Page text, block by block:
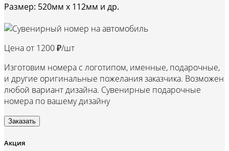
Размер: 520мм х 112мм и др.
Цена от 1200 ₽/шт
Изготовим номера с логотипом, именные, подарочные,
и другие оригинальные пожелания заказчика. Возможен
любой вариант дизайна. Сувенирные подарочные
номера по вашему дизайну
Заказать
Акция